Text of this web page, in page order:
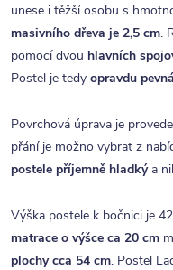
unese i těžší osobu s
masivního dřeva je 2,5 cm.
pomocí dvou hlavních
Postel je tedy opravdu
Povrchová úprava je
přání je možno vybrat z
postele příjemně hladkýa
Výška postele k bočnici je
matrace o výšce ca 20 cm
plochy cca 54 cm. Postel